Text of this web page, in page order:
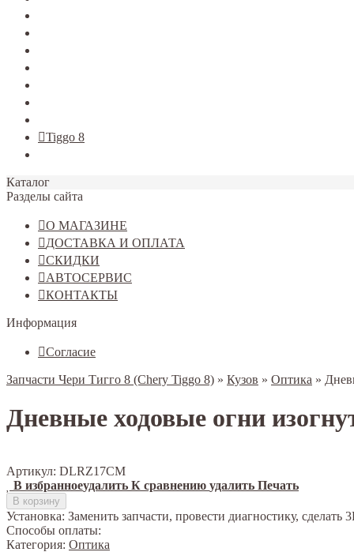
Tiggo 8
Каталог
Разделы сайта
О МАГАЗИНЕ
ДОСТАВКА И ОПЛАТА
СКИДКИ
АВТОСЕРВИС
КОНТАКТЫ
Информация
Согласие
Запчасти Чери Тигго 8 (Chery Tiggo 8) » Кузов » Оптика »
Дневные ходовые огни
Артикул: DLRZ17CM
В избранноеудалить К сравнению удалить Печать
В корзину
Установка: Заменить запчасти, провести диагностику,
Способы оплаты:
Категория: Оптика